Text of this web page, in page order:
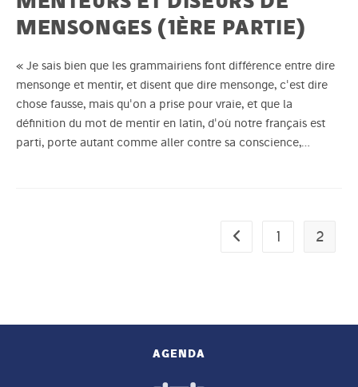
MENSONGES (1ÈRE PARTIE)
« Je sais bien que les grammairiens font différence entre dire
mensonge et mentir, et disent que dire mensonge, c'est dire
chose fausse, mais qu'on a prise pour vraie, et que la
définition du mot de mentir en latin, d'où notre français est
parti, porte autant comme aller contre sa conscience,…
Go to the previous
1 2
AGENDA